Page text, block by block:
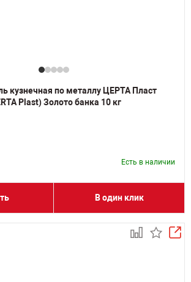
кузнечная по металлу ЦЕРТА Пласт
Plast) Золото банка 10 кг
Есть в наличии
В один клик